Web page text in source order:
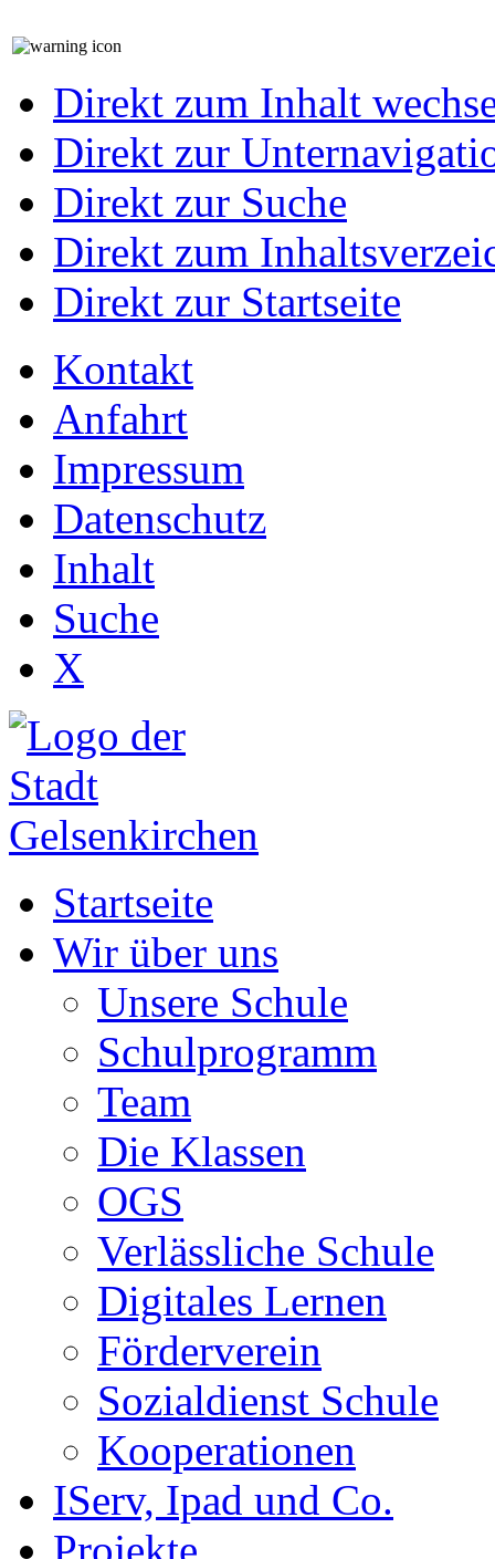
Direkt zum Inhalt
Direkt zur
Direkt zur Suche
Direkt zum
Direkt zur Startseite
Kontakt
Anfahrt
Impressum
Datenschutz
Inhalt
Suche
X
Startseite
Wir über uns
Unsere Schule
Schulprogramm
Team
Die Klassen
OGS
Verlässliche Schule
Digitales Lernen
Förderverein
Sozialdienst Schule
Kooperationen
IServ, Ipad und Co.